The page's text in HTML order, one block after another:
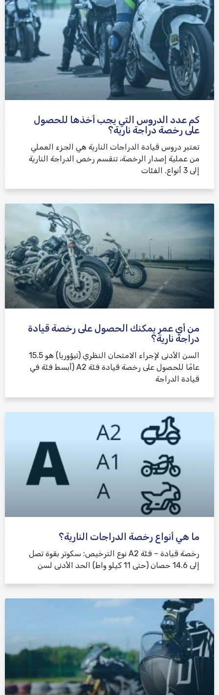
كم عدد الدروس التي يجب أخذها للحصول
على رخصة دراجة نارية؟
تعتبر دروس قيادة الدراجات النارية هي الجزء العملي
من عملية إصدار الرخصة، تنقسم رخص الدراجة النارية
إلى 3 أنواع. الفئات
من أي عمر يمكنك الحصول على رخصة قيادة
دراجة نارية؟
السن الأدنى لإجراء الامتحان النظري (تيؤوريا) هو 15.5
عامًا للحصول على رخصة قيادة فئة A2 (أبسط فئة في
قيادة الدراجة
ما هي أنواع رخصة الدراجات النارية؟
رخصة قيادة – فئة A2 نوع الترخيص: سكوتر بقوة تصل
إلى 14.6 حصان (حتى 11 كيلو واط) الحد الأدنى لسن